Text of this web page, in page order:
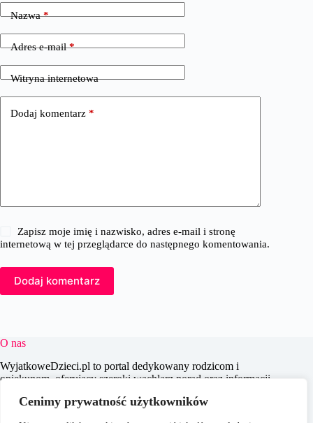
Cenimy prywatność użytkowników
Nazwa*
Adres e-mail*
Witryna internetowa
Dodaj komentarz *
Zapisz moje imię i nazwisko, adres e-mail i stronę
internetową w tej przeglądarce do następnego komentowania.
Dodaj komentarz
O nas
WyjatkoweDzieci.pl to portal dedykowany rodzicom i
opiekunom, oferujący szeroki wachlarz porad oraz informacji
celem jest wspieranie dorosłych w codziennych wyzwaniach